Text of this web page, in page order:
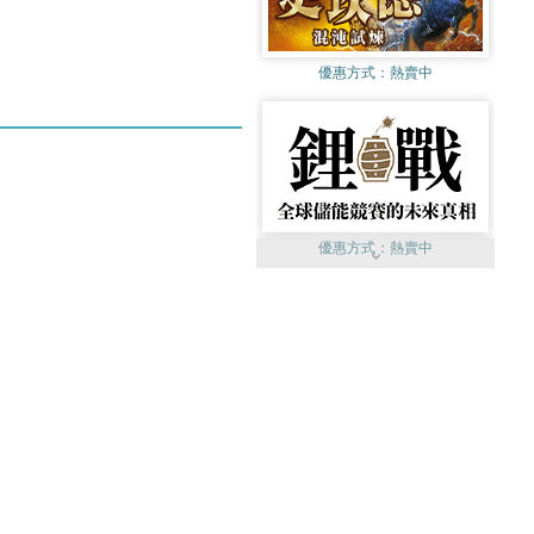
優惠方式： 熱賣中
優惠方式： 熱賣中